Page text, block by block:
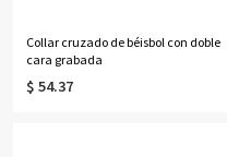
Collar cruzado de béisbol con doble
cara grabada
$ 54.37